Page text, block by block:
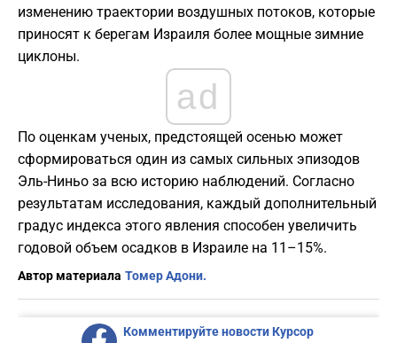
изменению траектории воздушных потоков, которые
приносят к берегам Израиля более мощные зимние
циклоны.
ad
По оценкам ученых, предстоящей осенью может
сформироваться один из самых сильных эпизодов
Эль-Ниньо за всю историю наблюдений. Согласно
результатам исследования, каждый дополнительный
градус индекса этого явления способен увеличить
годовой объем осадков в Израиле на 11–15%.
Автор материала Томер Адони.
Комментируйте новости Курсор